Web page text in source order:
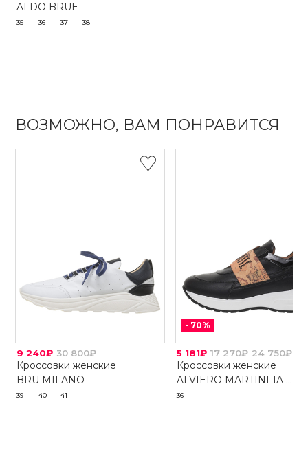
ALDO BRUE
35 36 37 38
ВОЗМОЖНО, ВАМ ПОНРАВИТСЯ
9 240₽ 30 800₽
Кроссовки женские
BRU MILANO
39 40 41
- 70%
5 181₽ 17 270₽ 24 750₽
Кроссовки женские
ALVIERO MARTINI 1A ...
36